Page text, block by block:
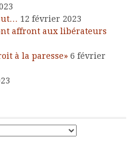
12 février 2023
affront aux libérateurs
à la paresse» 6 février